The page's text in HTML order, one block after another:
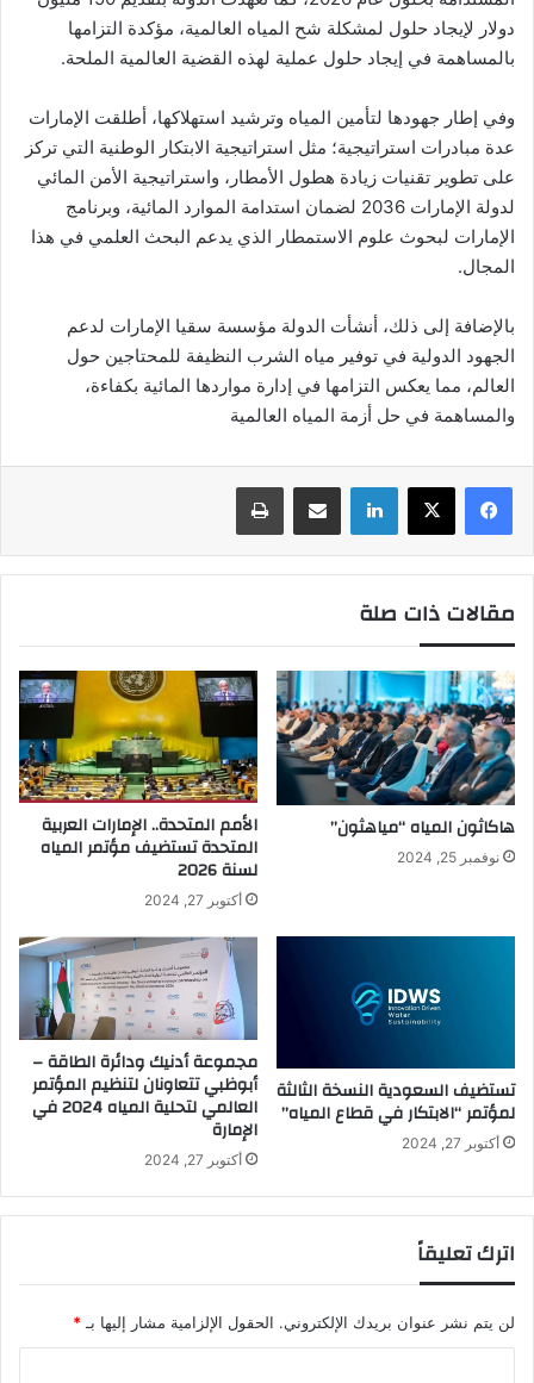
دولار لإيجاد حلول لمشكلة شح المياه العالمية، مؤكدة التزامها
بالمساهمة في إيجاد حلول عملية لهذه القضية العالمية الملحة.
وفي إطار جهودها لتأمين المياه وترشيد استهلاكها، أطلقت الإمارات
عدة مبادرات استراتيجية؛ مثل استراتيجية الابتكار الوطنية التي تركز
على تطوير تقنيات زيادة هطول الأمطار، واستراتيجية الأمن المائي
لدولة الإمارات 2036 لضمان استدامة الموارد المائية، وبرنامج
الإمارات لبحوث علوم الاستمطار الذي يدعم البحث العلمي في هذا
المجال.
بالإضافة إلى ذلك، أنشأت الدولة مؤسسة سقيا الإمارات لدعم
الجهود الدولية في توفير مياه الشرب النظيفة للمحتاجين حول
العالم، مما يعكس التزامها في إدارة مواردها المائية بكفاءة،
والمساهمة في حل أزمة المياه العالمية
لينكدإن المشاركة عبر البريد الإلكترونياطبع
مقالات ذات صلة
هاكاثون المياه “مياهثون”
نوفمبر 25, 2024
الأمم المتحدة.. الإمارات العربية
المتحدة تستضيف مؤتمر المياه
لسنة 2026
أكتوبر 27, 2024
تستضيف السعودية النسخة الثالثة
لمؤتمر “الابتكار في قطاع المياه”
أكتوبر 27, 2024
مجموعة أدنيك ودائرة الطاقة –
أبوظبي تتعاونان لتنظيم المؤتمر
العالمي لتحلية المياه 2024 في
الإمارة
أكتوبر 27, 2024
اترك تعليقاً
لن يتم نشر عنوان بريدك الإلكتروني. الحقول الإلزامية مشار إليها بـ*